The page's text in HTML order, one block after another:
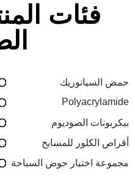
فئات
حمض السيانوريك
Polyacrylamide
بيكربونات الصوديوم
أقراص الكلور للمسابح
مجموعة اختبار حوض السباحة